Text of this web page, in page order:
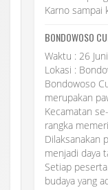
Karno sampai
BONDOWOSO
Waktu : 26
Lokasi :
Bondowoso
merupakan
Kecamatan
rangka
Dilaksanakan
menjadi daya
Setiap
budaya yang